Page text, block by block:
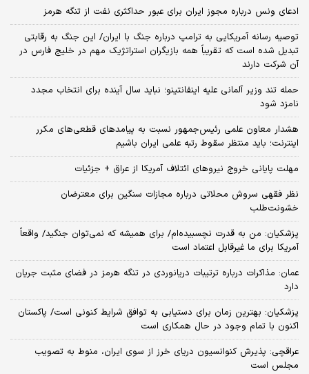
ادعای ونس درباره مجوز ایران برای عبور حداکثری نفت از تنگه هرمز
توصیه رسانه آمریکایی به ترامپ درباره جنگ با ایران/ این جنگ به رقابتی
تبدیل شده است که تقریباً همه بازیگران استراتژیک مهم در خلیج فارس در
آن شرکت دارند
حمله تند وزیر آلمانی علیه اینفانتینو؛ نباید سال آینده برای انتخاب مجدد
نامزد شود
هشدار معاون علمی رئیس‌جمهور نسبت به پیامدهای قطعی‌های مکرر
اینترنت؛ باید منتظر سقوط رتبه علمی ایران باشیم
مهلت پایانی خروج نیروهای ائتلاف آمریکا از عراق + جزئیات
نظر فقهی سروش محلاتی درباره مجازات سنگین برای معترضان
خشونت‌طلب
پزشکیان: من به قدرت نچسبیده‌ام/ برای همیشه که نمی‌توان جنگید/ واقعاً
آمریکا برای ما غیرقابل اعتماد است
عمان: مذاکرات درباره ترتیبات دریانوردی در تنگه هرمز در فضای مثبت جریان
دارد
پزشکیان‌: بهترین زمان برای دستیابی به توافق شرایط کنونی است/ پاکستان
اکنون با تمام وجود در حال همکاری است
عراقچی: پذیرش کنوانسیون دریای خرز از سوی ایران، منوط به تصویب
مجلس است